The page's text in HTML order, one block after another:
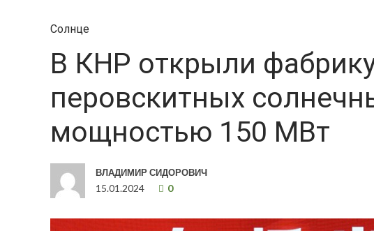
Солнце
В КНР открыли
перовскитных
мощностью 150 МВт
ВЛАДИМИР СИДОРОВИЧ
15.01.2024 0